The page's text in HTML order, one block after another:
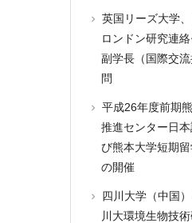
英国リーズ大学
ロンドン研究連
副学長（国際交
問
平成26年度前期
推進センター日
び熊本大学短期
の開催
四川大学（中国
川大環境生物技